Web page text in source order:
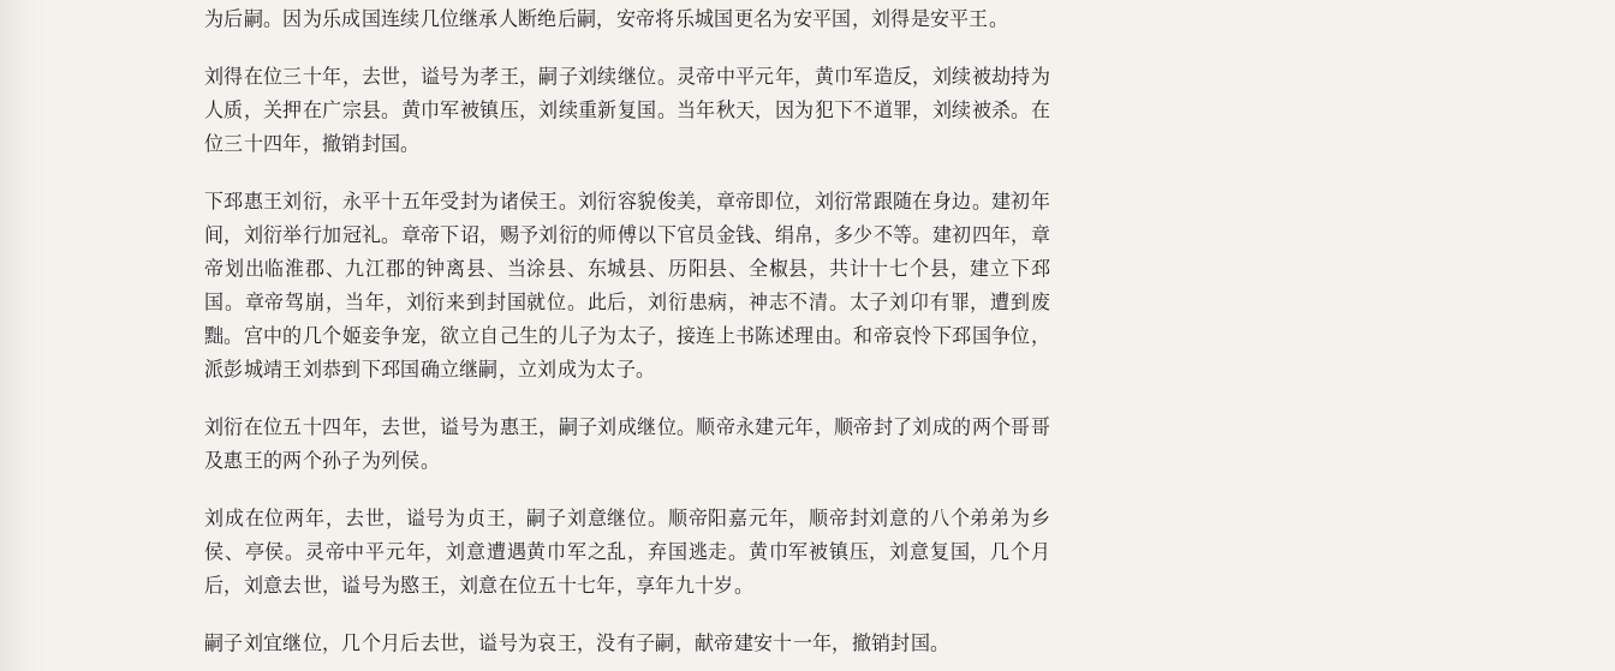
为后嗣。因为乐成国连续几位继承人断绝后嗣，安帝将乐城国更名为安平国，刘得是安平王。
刘得在位三十年，去世，谥号为孝王，嗣子刘续继位。灵帝中平元年，黄巾军造反，刘续被劫持为
人质，关押在广宗县。黄巾军被镇压，刘续重新复国。当年秋天，因为犯下不道罪，刘续被杀。在
位三十四年，撤销封国。
下邳惠王刘衍，永平十五年受封为诸侯王。刘衍容貌俊美，章帝即位，刘衍常跟随在身边。建初年
间，刘衍举行加冠礼。章帝下诏，赐予刘衍的师傅以下官员金钱、绢帛，多少不等。建初四年，章
帝划出临淮郡、九江郡的钟离县、当涂县、东城县、历阳县、全椒县，共计十七个县，建立下邳
国。章帝驾崩，当年，刘衍来到封国就位。此后，刘衍患病，神志不清。太子刘卬有罪，遭到废
黜。宫中的几个姬妾争宠，欲立自己生的儿子为太子，接连上书陈述理由。和帝哀怜下邳国争位，
派彭城靖王刘恭到下邳国确立继嗣，立刘成为太子。
刘衍在位五十四年，去世，谥号为惠王，嗣子刘成继位。顺帝永建元年，顺帝封了刘成的两个哥哥
及惠王的两个孙子为列侯。
刘成在位两年，去世，谥号为贞王，嗣子刘意继位。顺帝阳嘉元年，顺帝封刘意的八个弟弟为乡
侯、亭侯。灵帝中平元年，刘意遭遇黄巾军之乱，弃国逃走。黄巾军被镇压，刘意复国，几个月
后，刘意去世，谥号为愍王，刘意在位五十七年，享年九十岁。
嗣子刘宜继位，几个月后去世，谥号为哀王，没有子嗣，献帝建安十一年，撤销封国。